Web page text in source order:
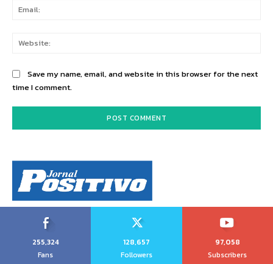
Save my name, email, and website in this browser for the next
time I comment.
255,324
Fans
128,657
Followers
97,058
Subscribers